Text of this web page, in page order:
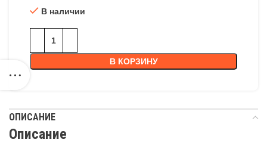
В наличии
В КОРЗИНУ
ОПИСАНИЕ
Описание